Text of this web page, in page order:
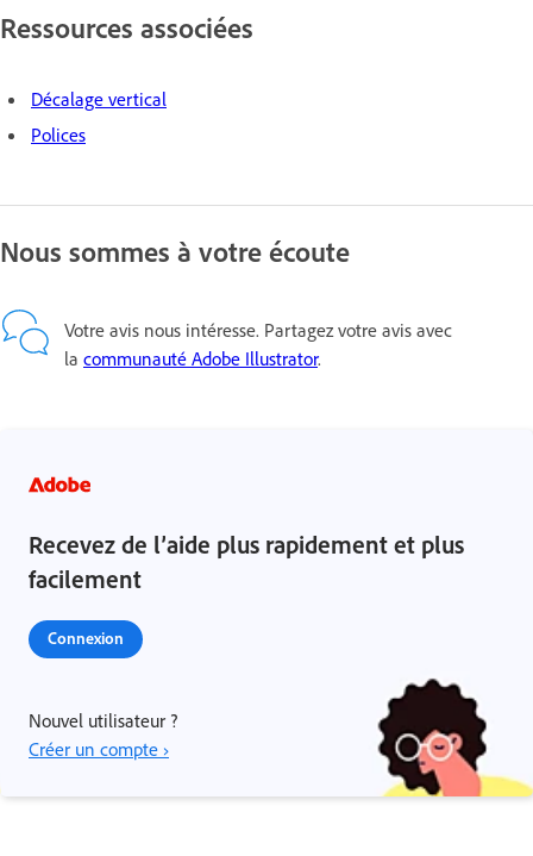
Ressources associées
Décalage vertical
Polices
Nous sommes à votre écoute
Votre avis nous intéresse. Partagez votre avis avec
la communauté Adobe Illustrator.
Recevez de l’aide plus rapidement et plus
facilement
Connexion
Nouvel utilisateur ?
Créer un compte ›